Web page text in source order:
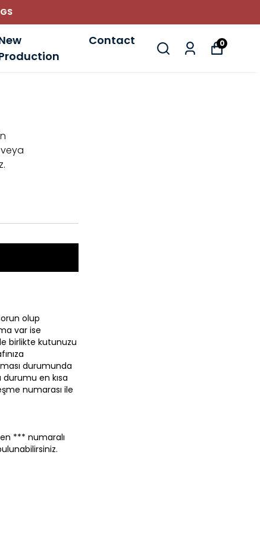
Contact 0
olup
var ise
birlikte kutunuzu
durumunda
en kısa
numarası ile
*** numaralı